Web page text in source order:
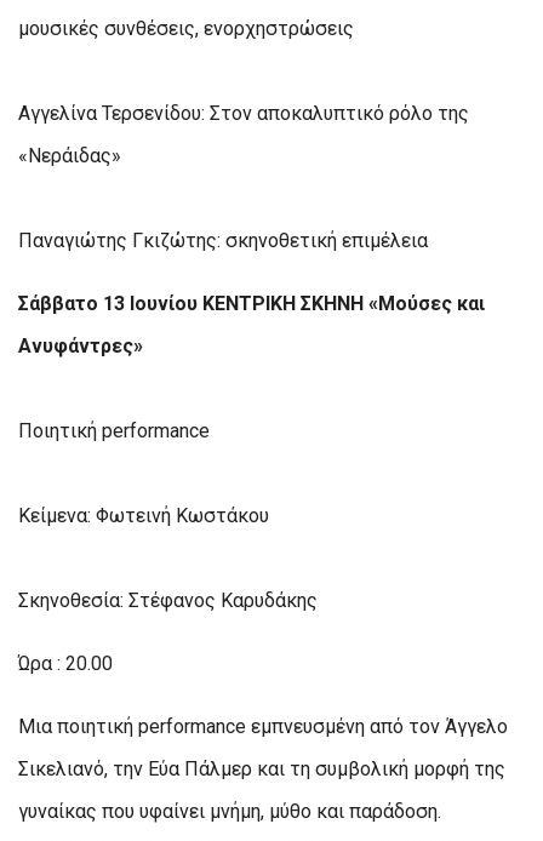
μουσικές συνθέσεις, ενορχηστρώσεις
Αγγελίνα Τερσενίδου: Στον αποκαλυπτικό ρόλο της
«Νεράιδας»
Παναγιώτης Γκιζώτης: σκηνοθετική επιμέλεια
Σάββατο 13 Ιουνίου ΚΕΝΤΡΙΚΗ ΣΚΗΝΗ «Μούσες και
Ανυφάντρες»
Ποιητική performance
Κείμενα: Φωτεινή Κωστάκου
Σκηνοθεσία: Στέφανος Καρυδάκης
Ώρα : 20.00
Μια ποιητική performance εμπνευσμένη από τον Άγγελο
Σικελιανό, την Εύα Πάλμερ και τη συμβολική μορφή της
γυναίκας που υφαίνει μνήμη, μύθο και παράδοση.